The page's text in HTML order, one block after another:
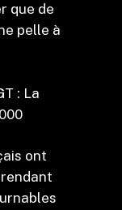
que de
pelle à
: La
ont